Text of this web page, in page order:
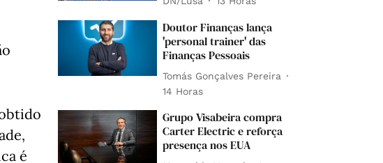
é
Doutor Finanças lança
'personal trainer' das
Finanças Pessoais
Tomás Gonçalves Pereira
14 Horas
Grupo Visabeira compra
Carter Electric e reforça
presença nos EUA